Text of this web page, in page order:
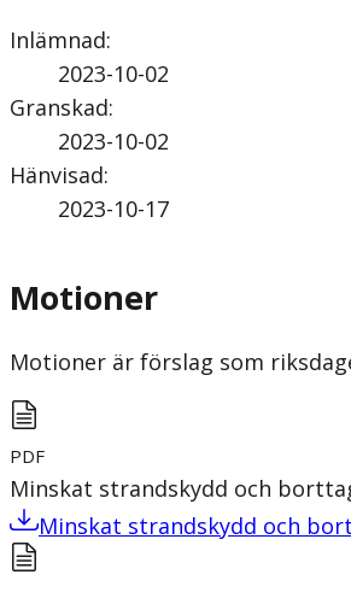
Inlämnad:
2023-10-02
Granskad:
2023-10-02
Hänvisad:
2023-10-17
Motioner
Motioner är förslag som
PDF
Minskat strandskydd och
Minskat strandskydd och